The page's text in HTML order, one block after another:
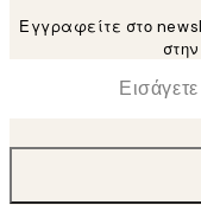
Εγγραφείτε στο
Ηλεκτρονική